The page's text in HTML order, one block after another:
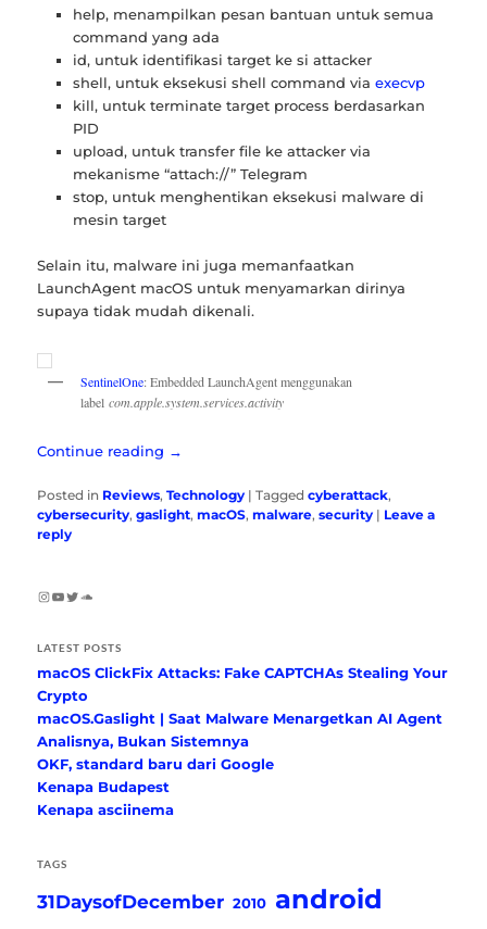
help, menampilkan pesan bantuan untuk semua
command yang ada
id, untuk identifikasi target ke si attacker
shell, untuk eksekusi shell command via execvp
kill, untuk terminate target process berdasarkan
PID
upload, untuk transfer file ke attacker via
mekanisme “attach://” Telegram
stop, untuk menghentikan eksekusi malware di
mesin target
Selain itu, malware ini juga memanfaatkan
LaunchAgent macOS untuk menyamarkan dirinya
supaya tidak mudah dikenali.
SentinelOne: Embedded LaunchAgent menggunakan
labelcom.apple.system.services.activity
Continue reading →
Posted in Reviews,Technology |Tagged cyberattack,
cybersecurity,gaslight,macOS,malware,security | Leave a
reply
Instagram
YouTube
Twitter
SoundCloud
LATEST POSTS
macOS ClickFix Attacks: Fake CAPTCHAs Stealing Your
Crypto
macOS.Gaslight | Saat Malware Menargetkan AI Agent
Analisnya, Bukan Sistemnya
OKF, standard baru dari Google
Kenapa Budapest
Kenapa asciinema
TAGS
31DaysofDecember 2010 android